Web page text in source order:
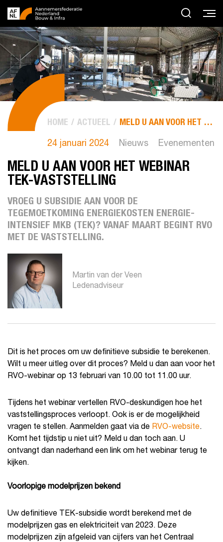
HOME ACTUEEL MELD U AAN VOOR HET WEBINAR TEK-VASTSTELLING
24 januari 2024 Nieuws Evenementen
MELD U AAN VOOR HET WEBINAR
TEK-VASTSTELLING
VROEG U SUBSIDIE AAN VOOR DE
TEGEMOETKOMING ENERGIEKOSTEN ENERGIE-
INTENSIEF MKB (TEK)? VANAF MAART BEGINT RVO
MET DE VASTSTELLING.
Martin van der Veen
Ledenadviseur
Dit is het proces om uw definitieve subsidie te berekenen.
Wilt u meer uitleg over dit proces? Meld u dan aan voor het
RVO-webinar op 13 februari van 10.00 tot 11.00 uur.
Tijdens het webinar vertellen RVO-deskundigen hoe het
vaststellingsproces verloopt. Ook is er de mogelijkheid
vragen te stellen. Aanmelden gaat via de RVO-website.
Komt het tijdstip u niet uit? Meld u dan toch aan. U
ontvangt dan naderhand een link om het webinar terug te
kijken.
Voorlopige modelprijzen bekend
Uw definitieve TEK-subsidie wordt berekend met de
modelprijzen gas en elektriciteit van 2023. Deze
modelprijzen zijn afgeleid van cijfers van het Centraal